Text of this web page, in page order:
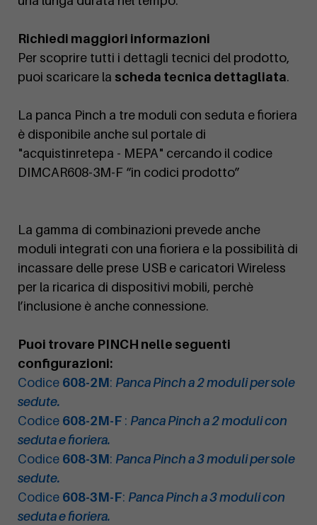
Richiedi maggiori informazioni
Per scoprire tutti i dettagli tecnici del prodotto,
puoi scaricare la scheda tecnica dettagliata.
La panca Pinch a tre moduli con seduta e fioriera
è disponibile anche sul portale di
"acquistinretepa - MEPA" cercando il codice
DIMCAR608-3M-F “in codici prodotto”
La gamma di combinazioni prevede anche
moduli integrati con una fioriera e la possibilità di
incassare delle prese USB e caricatori Wireless
per la ricarica di dispositivi mobili, perchè
l’inclusione è anche connessione.
Puoi trovare PINCH nelle seguenti
configurazioni:
Codice 608-2M: Panca Pinch a 2 moduli per sole
sedute.
Codice 608-2M-F : Panca Pinch a 2 moduli con
seduta e fioriera.
Codice 608-3M: Panca Pinch a 3 moduli per sole
sedute.
Codice 608-3M-F: Panca Pinch a 3 moduli con
seduta e fioriera.